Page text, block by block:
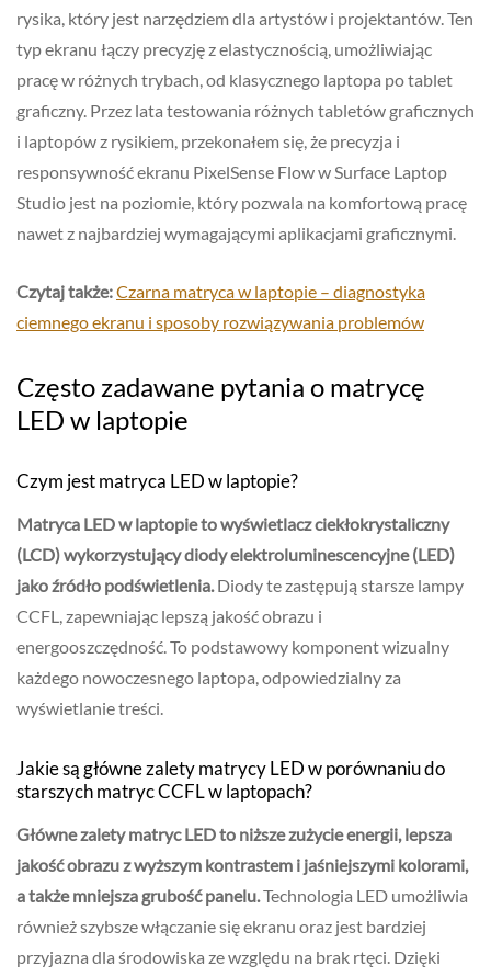
rysika, który jest narzędziem dla artystów i projektantów. Ten
typ ekranu łączy precyzję z elastycznością, umożliwiając
pracę w różnych trybach, od klasycznego laptopa po tablet
graficzny. Przez lata testowania różnych tabletów graficznych
i laptopów z rysikiem, przekonałem się, że precyzja i
responsywność ekranu PixelSense Flow w Surface Laptop
Studio jest na poziomie, który pozwala na komfortową pracę
nawet z najbardziej wymagającymi aplikacjami graficznymi.
Czytaj także:Czarna matryca w laptopie – diagnostyka
ciemnego ekranu i sposoby rozwiązywania problemów
Często zadawane pytania o matrycę
LED w laptopie
Czym jest matryca LED w laptopie?
Matryca LED w laptopie to wyświetlacz ciekłokrystaliczny
(LCD) wykorzystujący diody elektroluminescencyjne (LED)
jako źródło podświetlenia.Diody te zastępują starsze lampy
CCFL, zapewniając lepszą jakość obrazu i
energooszczędność. To podstawowy komponent wizualny
każdego nowoczesnego laptopa, odpowiedzialny za
wyświetlanie treści.
Jakie są główne zalety matrycy LED w porównaniu do
starszych matryc CCFL w laptopach?
Główne zalety matryc LED to niższe zużycie energii, lepsza
jakość obrazu z wyższym kontrastem i jaśniejszymi kolorami,
a także mniejsza grubość panelu.Technologia LED umożliwia
również szybsze włączanie się ekranu oraz jest bardziej
przyjazna dla środowiska ze względu na brak rtęci. Dzięki